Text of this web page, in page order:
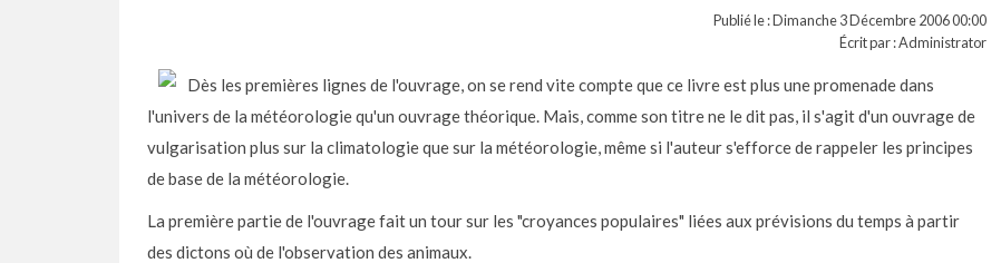
Publié le : Dimanche 3 Décembre 2006 00:00
Écrit par : Administrator
Dès les premières lignes de l'ouvrage, on se rend vite compte que ce livre est plus une promenade dans
l'univers de la météorologie qu'un ouvrage théorique. Mais, comme son titre ne le dit pas, il s'agit d'un ouvrage de
vulgarisation plus sur la climatologie que sur la météorologie, même si l'auteur s'efforce de rappeler les principes
de base de la météorologie.
La première partie de l'ouvrage fait un tour sur les "croyances populaires" liées aux prévisions du temps à partir
des dictons où de l'observation des animaux.